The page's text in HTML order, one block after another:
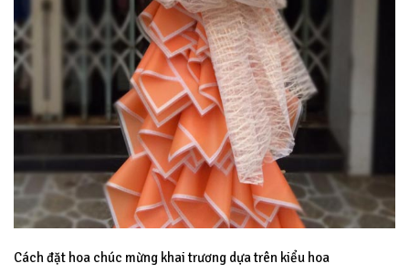
Cách đặt hoa chúc mừng khai trương dựa trên kiểu hoa